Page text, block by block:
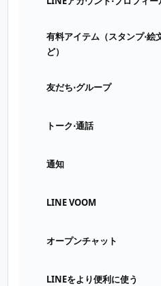
有料アイテム（スタンプ⋅絵
ど）
友だち⋅グループ
トーク⋅通話
通知
LINE VOOM
オープンチャット
LINEをより便利に使う